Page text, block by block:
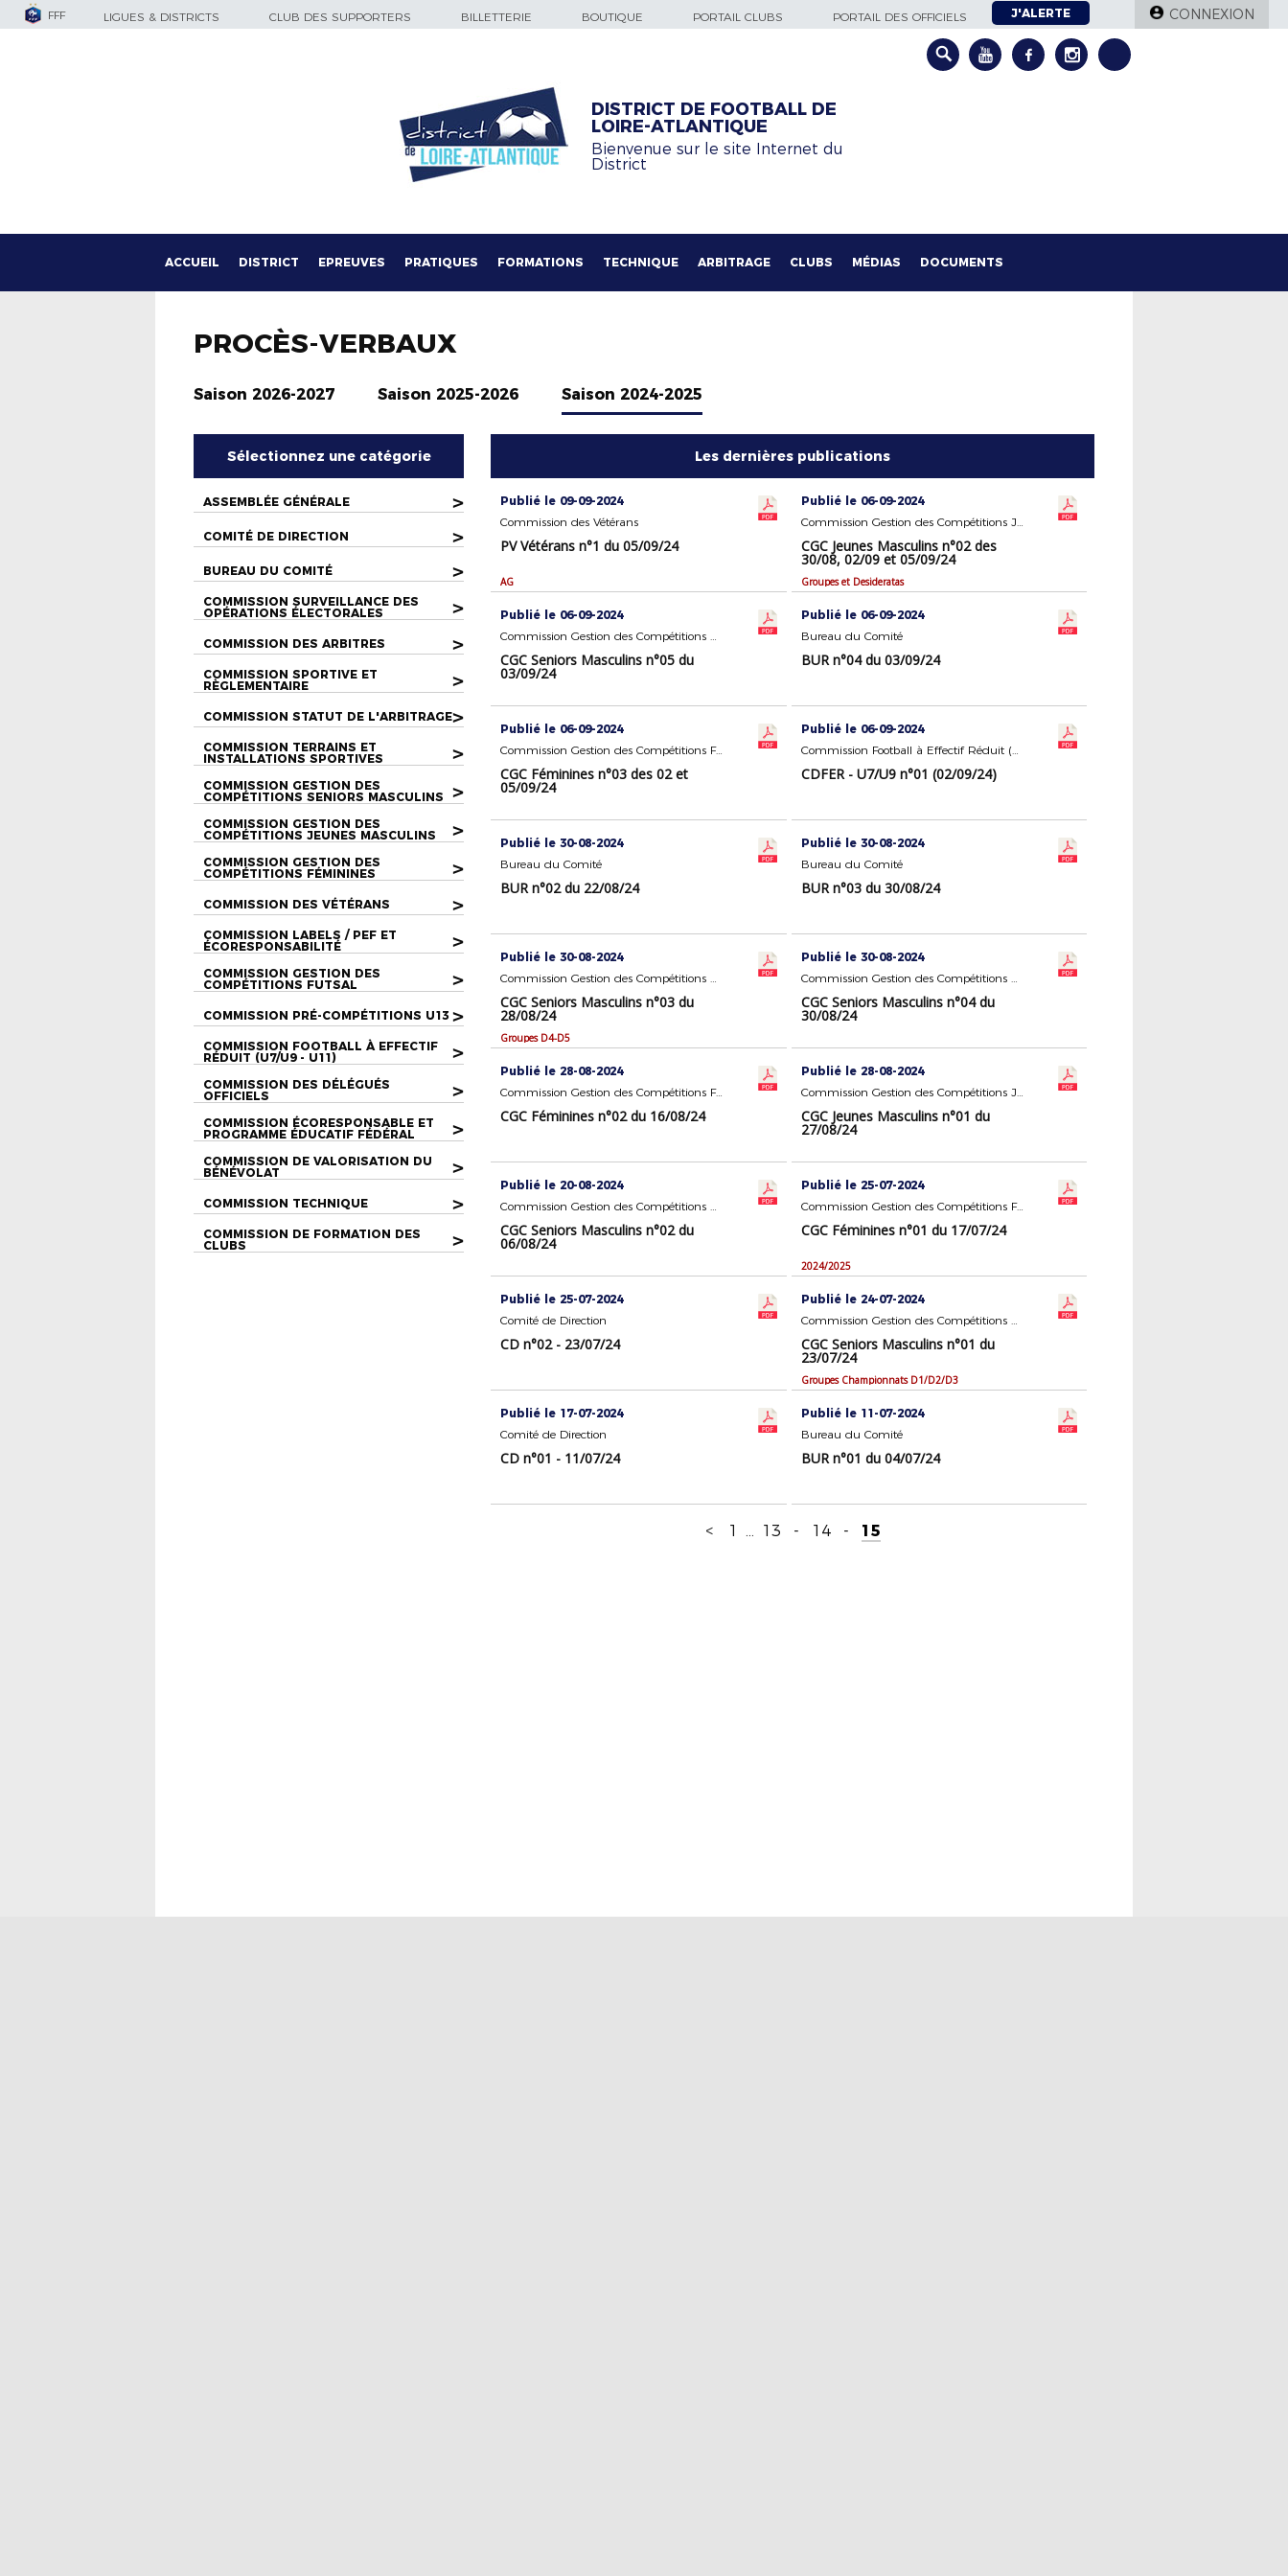
FFF LIGUES & DISTRICTS CLUB DES SUPPORTERS BILLETTERIE BOUTIQUE PORTAIL CLUBS PORTAIL DES OFFICIELS J'ALERTE CONNEXION
DISTRICT DE FOOTBALL DE
LOIRE-ATLANTIQUE
Bienvenue sur le site Internet du
District
ACCUEIL DISTRICT EPREUVES PRATIQUES FORMATIONS TECHNIQUE ARBITRAGE CLUBS MÉDIAS DOCUMENTS
PROCÈS-VERBAUX
Saison 2026-2027 Saison 2025-2026 Saison 2024-2025
Sélectionnez une catégorie
ASSEMBLÉE GÉNÉRALE >
COMITÉ DE DIRECTION >
BUREAU DU COMITÉ >
COMMISSION SURVEILLANCE DES
OPÉRATIONS ÉLECTORALES
>
COMMISSION DES ARBITRES >
COMMISSION SPORTIVE ET
RÈGLEMENTAIRE
>
COMMISSION STATUT DE L'ARBITRAGE>
COMMISSION TERRAINS ET
INSTALLATIONS SPORTIVES
>
COMMISSION GESTION DES
COMPÉTITIONS SENIORS MASCULINS
>
COMMISSION GESTION DES
COMPÉTITIONS JEUNES MASCULINS
>
COMMISSION GESTION DES
COMPÉTITIONS FÉMININES
>
COMMISSION DES VÉTÉRANS >
COMMISSION LABELS / PEF ET
ÉCORESPONSABILITÉ
>
COMMISSION GESTION DES
COMPÉTITIONS FUTSAL
>
COMMISSION PRÉ-COMPÉTITIONS U13 >
COMMISSION FOOTBALL À EFFECTIF
RÉDUIT (U7/U9 - U11)
>
COMMISSION DES DÉLÉGUÉS
OFFICIELS
>
COMMISSION ÉCORESPONSABLE ET
PROGRAMME ÉDUCATIF FÉDÉRAL
>
COMMISSION DE VALORISATION DU
BÉNÉVOLAT
>
COMMISSION TECHNIQUE >
COMMISSION DE FORMATION DES
CLUBS
>
Les dernières publications
Publié le 09-09-2024
Commission des Vétérans
PV Vétérans n°1 du 05/09/24
AG
Publié le 06-09-2024
Commission Gestion des Compétitions Jeunes Masculins
CGC Jeunes Masculins n°02 des
30/08, 02/09 et 05/09/24
Groupes et Desideratas
Publié le 06-09-2024
Commission Gestion des Compétitions Seniors Masculins
CGC Seniors Masculins n°05 du
03/09/24
Publié le 06-09-2024
Bureau du Comité
BUR n°04 du 03/09/24
Publié le 06-09-2024
Commission Gestion des Compétitions Féminines
CGC Féminines n°03 des 02 et
05/09/24
Publié le 06-09-2024
Commission Football à Effectif Réduit (U7/U9 - U11)
CDFER - U7/U9 n°01 (02/09/24)
Publié le 30-08-2024
Bureau du Comité
BUR n°02 du 22/08/24
Publié le 30-08-2024
Bureau du Comité
BUR n°03 du 30/08/24
Publié le 30-08-2024
Commission Gestion des Compétitions Seniors Masculins
CGC Seniors Masculins n°03 du
28/08/24
Groupes D4-D5
Publié le 30-08-2024
Commission Gestion des Compétitions Seniors Masculins
CGC Seniors Masculins n°04 du
30/08/24
Publié le 28-08-2024
Commission Gestion des Compétitions Féminines
CGC Féminines n°02 du 16/08/24
Publié le 28-08-2024
Commission Gestion des Compétitions Jeunes Masculins
CGC Jeunes Masculins n°01 du
27/08/24
Publié le 20-08-2024
Commission Gestion des Compétitions Seniors Masculins
CGC Seniors Masculins n°02 du
06/08/24
Publié le 25-07-2024
Commission Gestion des Compétitions Féminines
CGC Féminines n°01 du 17/07/24
2024/2025
Publié le 25-07-2024
Comité de Direction
CD n°02 - 23/07/24
Publié le 24-07-2024
Commission Gestion des Compétitions Seniors Masculins
CGC Seniors Masculins n°01 du
23/07/24
Groupes Championnats D1/D2/D3
Publié le 17-07-2024
Comité de Direction
CD n°01 - 11/07/24
Publié le 11-07-2024
Bureau du Comité
BUR n°01 du 04/07/24
< 1 ... 13 - 14 - 15